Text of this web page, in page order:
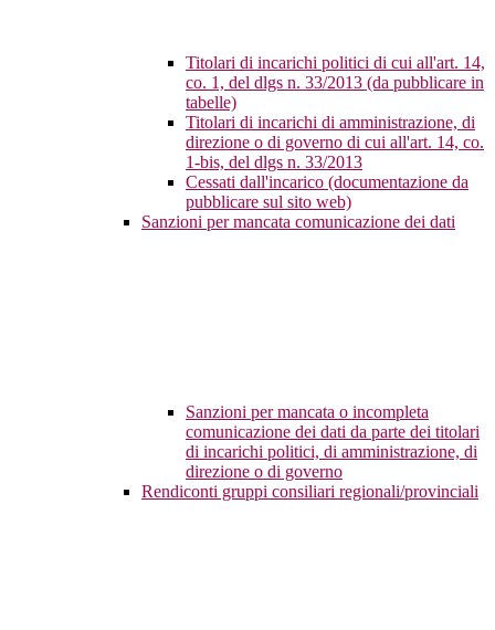
Titolari di incarichi politici di cui all'art. 14,
co. 1, del dlgs n. 33/2013 (da pubblicare in
tabelle)
Titolari di incarichi di amministrazione, di
direzione o di governo di cui all'art. 14, co.
1-bis, del dlgs n. 33/2013
Cessati dall'incarico (documentazione da
pubblicare sul sito web)
Sanzioni per mancata comunicazione dei dati
Sanzioni per mancata o incompleta
comunicazione dei dati da parte dei titolari
di incarichi politici, di amministrazione, di
direzione o di governo
Rendiconti gruppi consiliari regionali/provinciali